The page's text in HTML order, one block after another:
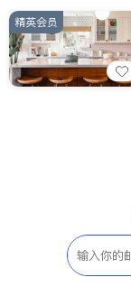
精英会员